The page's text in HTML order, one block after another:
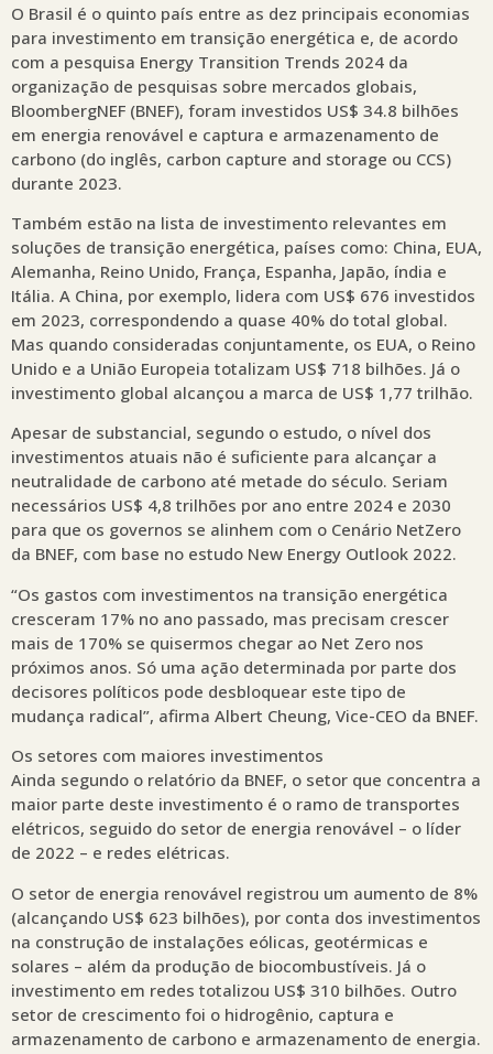
O Brasil é o quinto país entre as dez principais economias
para investimento em transição energética e, de acordo
com a pesquisa Energy Transition Trends 2024 da
organização de pesquisas sobre mercados globais,
BloombergNEF (BNEF), foram investidos US$ 34.8 bilhões
em energia renovável e captura e armazenamento de
carbono (do inglês, carbon capture and storage ou CCS)
durante 2023.
Também estão na lista de investimento relevantes em
soluções de transição energética, países como: China, EUA,
Alemanha, Reino Unido, França, Espanha, Japão, índia e
Itália. A China, por exemplo, lidera com US$ 676 investidos
em 2023, correspondendo a quase 40% do total global.
Mas quando consideradas conjuntamente, os EUA, o Reino
Unido e a União Europeia totalizam US$ 718 bilhões. Já o
investimento global alcançou a marca de US$ 1,77 trilhão.
Apesar de substancial, segundo o estudo, o nível dos
investimentos atuais não é suficiente para alcançar a
neutralidade de carbono até metade do século. Seriam
necessários US$ 4,8 trilhões por ano entre 2024 e 2030
para que os governos se alinhem com o Cenário NetZero
da BNEF, com base no estudo New Energy Outlook 2022.
“Os gastos com investimentos na transição energética
cresceram 17% no ano passado, mas precisam crescer
mais de 170% se quisermos chegar ao Net Zero nos
próximos anos. Só uma ação determinada por parte dos
decisores políticos pode desbloquear este tipo de
mudança radical”, afirma Albert Cheung, Vice-CEO da BNEF.
Os setores com maiores investimentos
Ainda segundo o relatório da BNEF, o setor que concentra a
maior parte deste investimento é o ramo de transportes
elétricos, seguido do setor de energia renovável – o líder
de 2022 – e redes elétricas.
O setor de energia renovável registrou um aumento de 8%
(alcançando US$ 623 bilhões), por conta dos investimentos
na construção de instalações eólicas, geotérmicas e
solares – além da produção de biocombustíveis. Já o
investimento em redes totalizou US$ 310 bilhões. Outro
setor de crescimento foi o hidrogênio, captura e
armazenamento de carbono e armazenamento de energia.